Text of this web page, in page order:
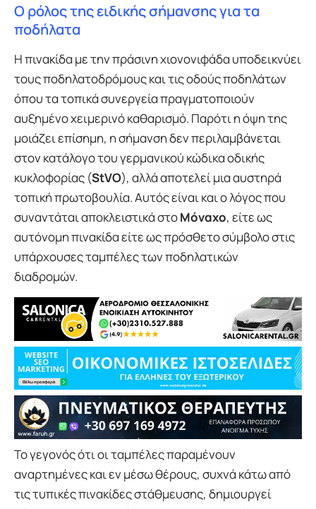
Ο ρόλος της ειδικής σήμανσης για τα
ποδήλατα
Η πινακίδα με την πράσινη χιονονιφάδα υποδεικνύει
τους ποδηλατοδρόμους και τις οδούς ποδηλάτων
όπου τα τοπικά συνεργεία πραγματοποιούν
αυξημένο χειμερινό καθαρισμό. Παρότι η όψη της
μοιάζει επίσημη, η σήμανση δεν περιλαμβάνεται
στον κατάλογο του γερμανικού κώδικα οδικής
κυκλοφορίας (StVO), αλλά αποτελεί μια αυστηρά
τοπική πρωτοβουλία. Αυτός είναι και ο λόγος που
συναντάται αποκλειστικά στοΜόναχο, είτε ως
αυτόνομη πινακίδα είτε ως πρόσθετο σύμβολο στις
υπάρχουσες ταμπέλες των ποδηλατικών
διαδρομών.
Το γεγονός ότι οι ταμπέλες παραμένουν
αναρτημένες και εν μέσω θέρους, συχνά κάτω από
τις τυπικές πινακίδες στάθμευσης, δημιουργεί